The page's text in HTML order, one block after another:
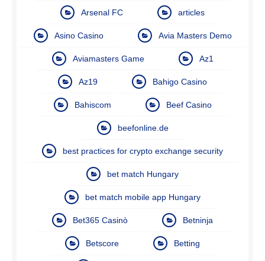
Arsenal FC articles
Asino Casino Avia Masters Demo
Aviamasters Game Az1
Az19 Bahigo Casino
Bahiscom Beef Casino
beefonline.de
best practices for crypto exchange security
bet match Hungary
bet match mobile app Hungary
Bet365 Casinò Betninja
Betscore Betting